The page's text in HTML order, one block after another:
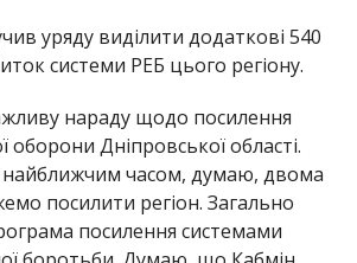
уряду виділити додаткові 540
системи РЕБ цього регіону.
нараду щодо посилення
оборони Дніпровської області.
часом, думаю, двома
посилити регіон. Загально
посилення системами